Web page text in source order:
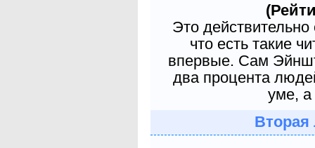
Это
что есть такие
впервые. Сам
два процента
уме, а
Вторая